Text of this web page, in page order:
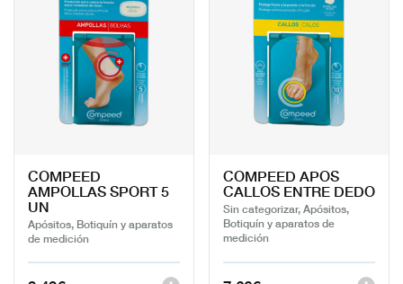
COMPEED
AMPOLLAS SPORT 5
UN
Apósitos, Botiquín y aparatos
de medición
COMPEED APOS
CALLOS ENTRE DEDO
Sin categorizar, Apósitos,
Botiquín y aparatos de
medición